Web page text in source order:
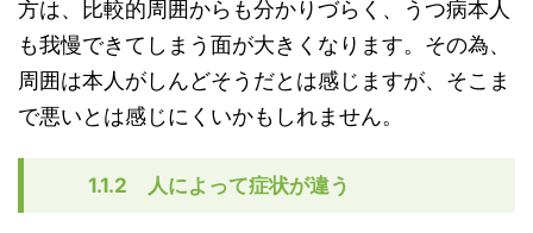
方は、比較的周囲からも分かりづらく、うつ病本人
も我慢できてしまう面が大きくなります。その為、
周囲は本人がしんどそうだとは感じますが、そこま
で悪いとは感じにくいかもしれません。
1.1.2 人によって症状が違う